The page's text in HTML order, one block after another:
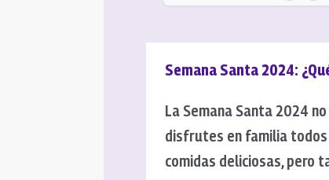
Semana Santa 2024:
La Semana Santa 2024
disfrutes en familia todos
comidas deliciosas, pero